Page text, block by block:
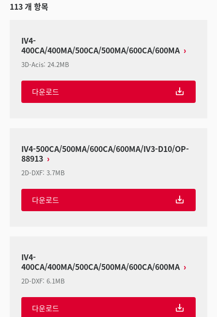
113개 항목
IV4-
400CA/400MA/500CA/500MA/600CA/600MA
3D-Acis: 24.2MB
다운로드
IV4-500CA/500MA/600CA/600MA/IV3-D10/OP-
88913
2D-DXF: 3.7MB
다운로드
IV4-
400CA/400MA/500CA/500MA/600CA/600MA
2D-DXF: 6.1MB
다운로드